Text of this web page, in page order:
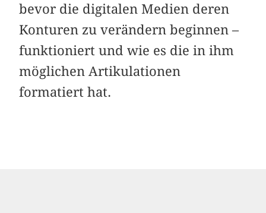
bevor die digitalen Medien deren
Konturen zu verändern beginnen –
funktioniert und wie es die in ihm
möglichen Artikulationen
formatiert hat.